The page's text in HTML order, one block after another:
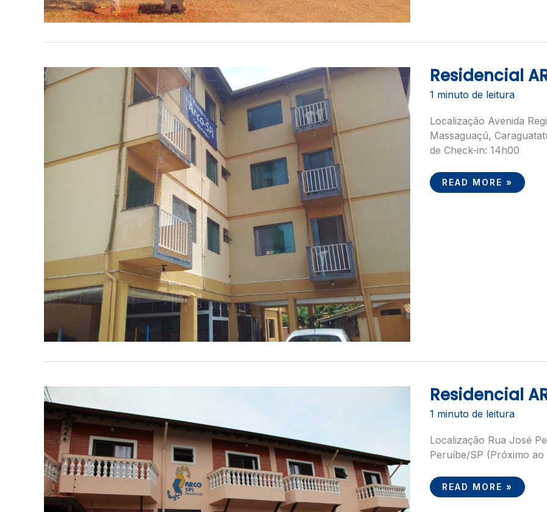
Residencial
1 minuto de leitura
Localização Avenida
Massaguaçú,
de Check-in: 14h00
RESIDENCIAL
ARCO
READ MORE »
Residencial
1 minuto de leitura
Localização Rua José
Peruíbe/SP (Próximo
RESIDENCIAL
ARCO
READ MORE »